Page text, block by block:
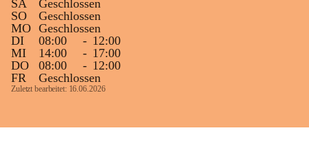
SA
Geschlossen
SO
Geschlossen
MO Geschlossen
DI
08:00 - 12:00
MI
14:00 - 17:00
DO
08:00 - 12:00
FR
Geschlossen
Zuletzt bearbeitet: 16.06.2026